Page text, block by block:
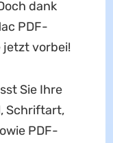
dank
PDF-
jetzt vorbei!
Sie Ihre
Schriftart,
PDF-